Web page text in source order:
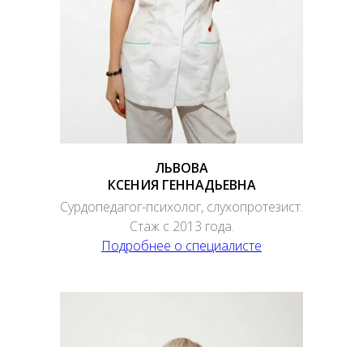
ЛЬВОВА
КСЕНИЯ ГЕННАДЬЕВНА
Сурдопедагог-психолог, слухопротезист.
Стаж с 2013 года.
Подробнее о специалисте